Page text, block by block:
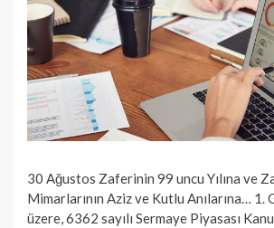
30 Ağustos Zaferinin 99 uncu Yılına ve
Mimarlarının Aziz ve Kutlu Anılarına…
üzere, 6362 sayılı Sermaye Piyasası